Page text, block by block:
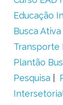
Educação
Busca
Transporte
Plantão
Pesquisa